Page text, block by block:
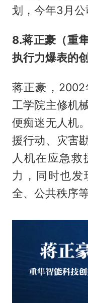
划，今年3月公
8.蒋正豪（重
执行力爆表的
蒋正豪，
工学院主修机
便痴迷无人机
援行动、灾害
人机在应急
力，同时也发
全、公共秩序